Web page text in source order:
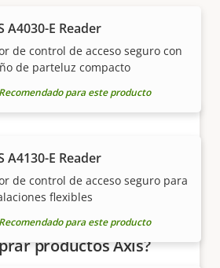
A4030-E Reader
de control de acceso seguro con
de parteluz compacto
Recomendado para este producto
A4130-E Reader
de control de acceso seguro para
flexibles
Recomendado para este producto
venden e instalan de forma
Axis y los productos
individuales.
productos Axis?